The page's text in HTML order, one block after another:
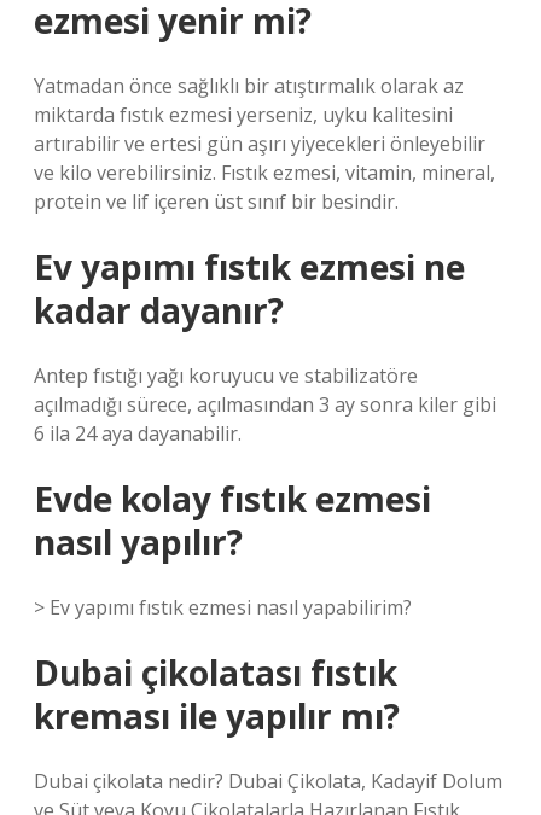
ezmesi yenir mi?
Yatmadan önce sağlıklı bir atıştırmalık olarak az
miktarda fıstık ezmesi yerseniz, uyku kalitesini
artırabilir ve ertesi gün aşırı yiyecekleri önleyebilir
ve kilo verebilirsiniz. Fıstık ezmesi, vitamin, mineral,
protein ve lif içeren üst sınıf bir besindir.
Ev yapımı fıstık ezmesi ne
kadar dayanır?
Antep fıstığı yağı koruyucu ve stabilizatöre
açılmadığı sürece, açılmasından 3 ay sonra kiler gibi
6 ila 24 aya dayanabilir.
Evde kolay fıstık ezmesi
nasıl yapılır?
> Ev yapımı fıstık ezmesi nasıl yapabilirim?
Dubai çikolatası fıstık
kreması ile yapılır mı?
Dubai çikolata nedir? Dubai Çikolata, Kadayif Dolum